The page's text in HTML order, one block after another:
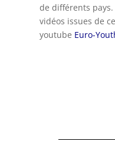
de différents
vidéos issues de
youtube Euro-